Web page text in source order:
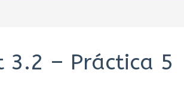
3.2 – Práctica 5